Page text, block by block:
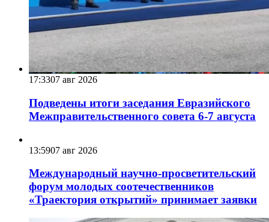
17:3307 авг 2026
Подведены итоги заседания Евразийского
Межправительственного совета 6-7 августа
13:5907 авг 2026
Международный научно-просветительский
форум молодых соотечественников
«Траектория открытий» принимает заявки